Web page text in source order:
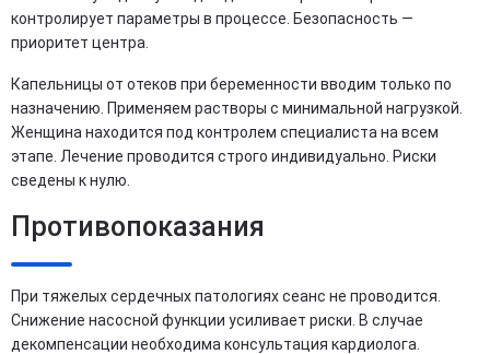
контролирует параметры в процессе. Безопасность —
приоритет центра.
Капельницы от отеков при беременности вводим только по
назначению. Применяем растворы с минимальной нагрузкой.
Женщина находится под контролем специалиста на всем
этапе. Лечение проводится строго индивидуально. Риски
сведены к нулю.
Противопоказания
При тяжелых сердечных патологиях сеанс не проводится.
Снижение насосной функции усиливает риски. В случае
декомпенсации необходима консультация кардиолога.